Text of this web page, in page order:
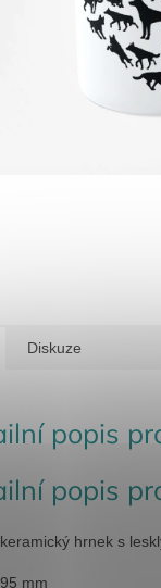
Diskuze
popis
popis
hrnek s
95 mm